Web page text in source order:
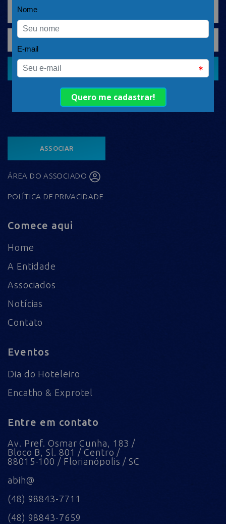
ASSOCIAR
ÁREA DO ASSOCIADO
POLÍTICA DE PRIVACIDADE
Comece aqui
Home
A Entidade
Associados
Notícias
Contato
Eventos
Dia do Hoteleiro
Encatho & Exprotel
Entre em contato
Av. Pref. Osmar Cunha, 183 /
Bloco B, Sl. 801 / Centro /
88015-100 / Florianópolis / SC
abih@
(48) 98843-7711
(48) 98843-7659